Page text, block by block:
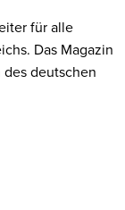
für alle
Das Magazin
deutschen